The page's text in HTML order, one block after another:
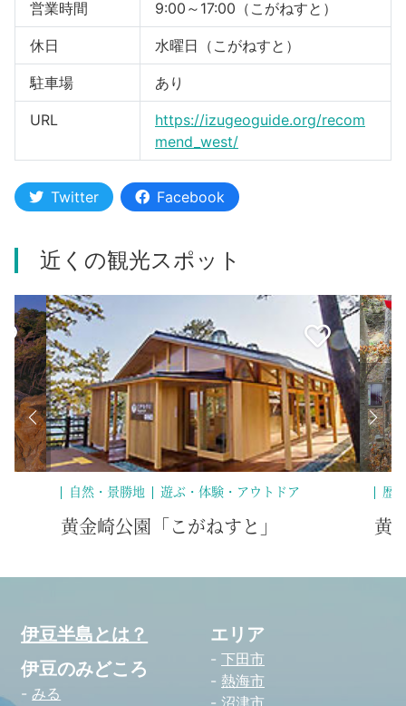
営業時間 9:00～17:00（こがねすと）
休日 水曜日（こがねすと）
駐車場 あり
URL
https://izugeoguide.org/recom
mend_west/
Twitter Facebook
近くの観光スポット
自然・景勝地 遊ぶ・体験・アウトドア
黄金崎公園「こがねすと」
歴
黄
伊豆半島とは？
伊豆のみどころ
みる
エリア
下田市
熱海市
沼津市